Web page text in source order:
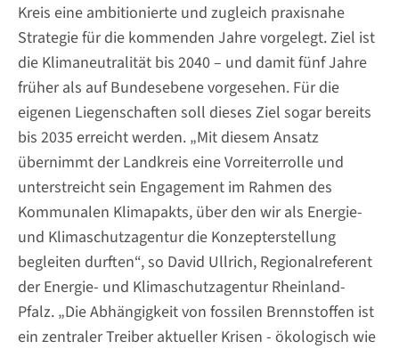
Kreis eine ambitionierte und zugleich praxisnahe
Strategie für die kommenden Jahre vorgelegt. Ziel ist
die Klimaneutralität bis 2040 – und damit fünf Jahre
früher als auf Bundesebene vorgesehen. Für die
eigenen Liegenschaften soll dieses Ziel sogar bereits
bis 2035 erreicht werden. „Mit diesem Ansatz
übernimmt der Landkreis eine Vorreiterrolle und
unterstreicht sein Engagement im Rahmen des
Kommunalen Klimapakts, über den wir als Energie-
und Klimaschutzagentur die Konzepterstellung
begleiten durften“, so David Ullrich, Regionalreferent
der Energie- und Klimaschutzagentur Rheinland-
Pfalz. „Die Abhängigkeit von fossilen Brennstoffen ist
ein zentraler Treiber aktueller Krisen - ökologisch wie